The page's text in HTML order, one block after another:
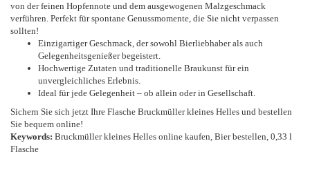
von der feinen Hopfennote und dem ausgewogenen Malzgeschmack
verführen. Perfekt für spontane Genussmomente, die Sie nicht verpassen
sollten!
Einzigartiger Geschmack, der sowohl Bierliebhaber als auch
Gelegenheitsgenießer begeistert.
Hochwertige Zutaten und traditionelle Braukunst für ein
unvergleichliches Erlebnis.
Ideal für jede Gelegenheit – ob allein oder in Gesellschaft.
Sichern Sie sich jetzt Ihre Flasche Bruckmüller kleines Helles und bestellen
Sie bequem online!
Keywords: Bruckmüller kleines Helles online kaufen, Bier bestellen, 0,33 l
Flasche